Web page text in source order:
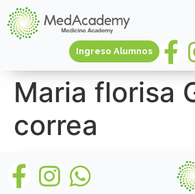
Ingreso Alumnos
Maria florisa
correa